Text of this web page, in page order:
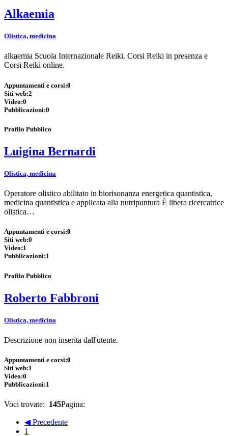
Alkaemia
Olistica, medicina
alkaemia Scuola Internazionale Reiki. Corsi Reiki in presenza e
Corsi Reiki online.
Appuntamenti e corsi:0
Siti web:2
Video:0
Pubblicazioni:0
Profilo Pubblico
Luigina Bernardi
Olistica, medicina
Operatore olistico abilitato in biorisonanza energetica quantistica,
medicina quantistica e applicata alla nutripuntura È libera ricercatrice
olistica…
Appuntamenti e corsi:0
Siti web:0
Video:1
Pubblicazioni:1
Profilo Pubblico
Roberto Fabbroni
Olistica, medicina
Descrizione non inserita dall'utente.
Appuntamenti e corsi:0
Siti web:1
Video:0
Pubblicazioni:1
Voci trovate: 145Pagina:
◀ Precedente
1